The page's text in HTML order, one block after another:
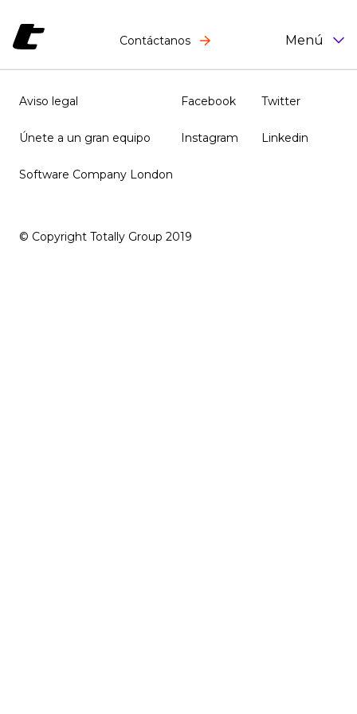
Contáctanos Menú
Aviso legal
Únete a un gran equipo
Software Company London
Facebook
Instagram
Twitter
Linkedin
© Copyright Totally Group 2019